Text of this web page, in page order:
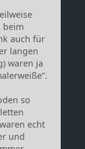
beim
auch für
langen
waren ja
so
echt
und